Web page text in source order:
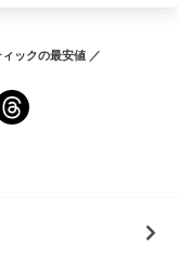
ックの最安値 ／